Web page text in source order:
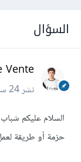
السؤال
Vente
نشر24 سبتمبر 2022
حزمة أو طريقة